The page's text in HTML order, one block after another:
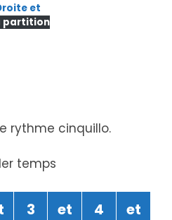
et
partition
rythme cinquillo.
temps
3 et 4
et